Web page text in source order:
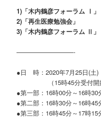
1)「木内鶴彦フォーラム Ⅰ」
2)「再生医療勉強会」
3)「木内鶴彦フォーラム Ⅱ」
—————————-
●日 時：2020年7月25日(土)
（15時45分受付開
●第一部：16時00分～16時
●第二部：16時30分～16時
●第三部：16時45分～17時